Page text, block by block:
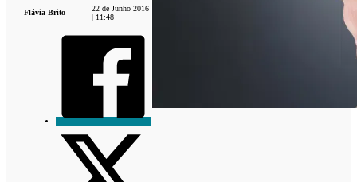
Flávia Brito
22 de Junho 2016
| 11:48